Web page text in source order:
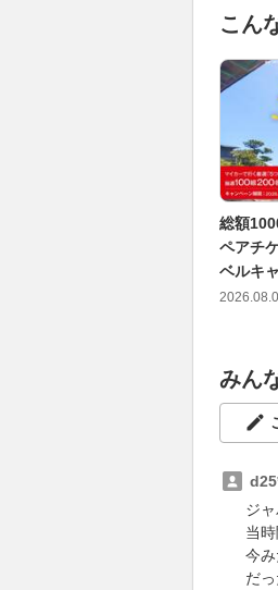
こん
総額
ペアチ
ベルキ
みん
ジ
当
今
だ